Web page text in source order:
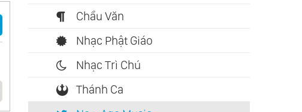
Chầu Văn
Nhạc Phật Giáo
Nhạc Trì Chú
Thánh Ca